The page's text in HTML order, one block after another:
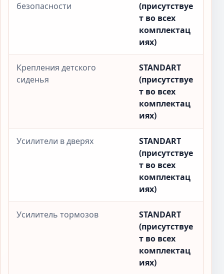
безопасности
(присутствуе
т во всех
комплектац
иях)
Крепления детского
сиденья
STANDART
(присутствуе
т во всех
комплектац
иях)
Усилители в дверях
STANDART
(присутствуе
т во всех
комплектац
иях)
Усилитель тормозов
STANDART
(присутствуе
т во всех
комплектац
иях)